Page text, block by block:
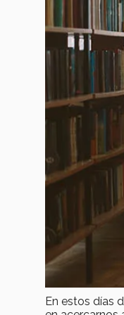
En estos días